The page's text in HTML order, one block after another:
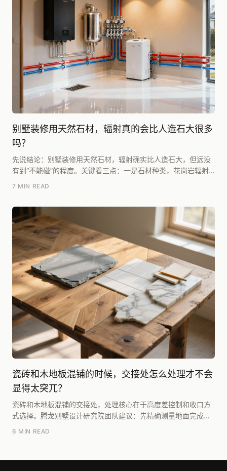
别墅装修用天然石材，辐射真的会比人造石大很多
吗？
先说结论：别墅装修用天然石材，辐射确实比人造石大，但远没
有到“不能碰”的程度。关键看三点：一是石材种类，花岗岩辐射
7 MIN READ
瓷砖和木地板混铺的时候，交接处怎么处理才不会
显得太突兀？
瓷砖和木地板混铺的交接处，处理核心在于高度差控制和收口方
式选择。腾龙别墅设计研究院团队建议：先精确测量地面完成面
6 MIN READ